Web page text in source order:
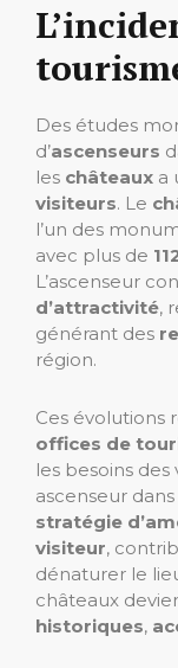
Des études
d’ascenseurs
les châteaux a
visiteurs. Le
l’un des
avec plus de
L’ascenseur
d’attractivité,
générant des
région.
Ces évolutions
offices de
les besoins des
ascenseur
stratégie
visiteur,
dénaturer le
châteaux
historiques,